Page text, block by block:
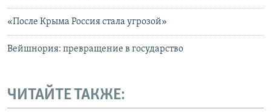
«После Крыма Россия стала угрозой»
Вейшнория: превращение в государство
ЧИТАЙТЕ ТАКЖЕ: